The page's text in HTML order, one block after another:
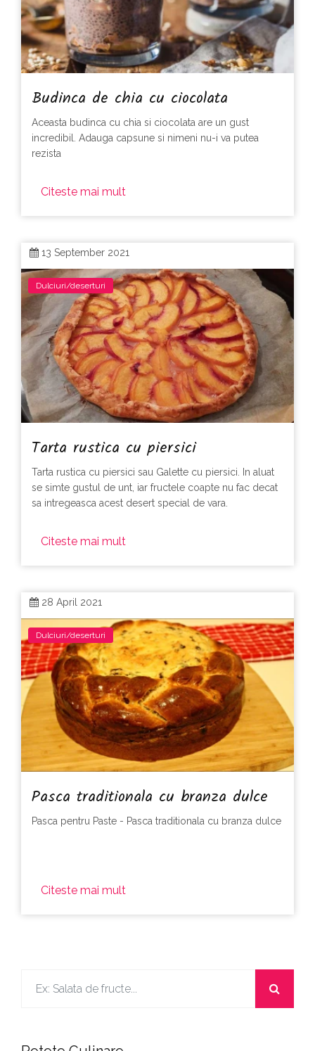
Budinca de chia cu ciocolata
Aceasta budinca cu chia si ciocolata are un gust
incredibil. Adauga capsune si nimeni nu-i va putea
rezista
Citeste mai mult
13 September 2021
Dulciuri/deserturi
Tarta rustica cu piersici
Tarta rustica cu piersici sau Galette cu piersici. In aluat
se simte gustul de unt, iar fructele coapte nu fac decat
sa intregeasca acest desert special de vara.
Citeste mai mult
28 April 2021
Dulciuri/deserturi
Pasca traditionala cu branza dulce
Pasca pentru Paste - Pasca traditionala cu branza dulce
Citeste mai mult